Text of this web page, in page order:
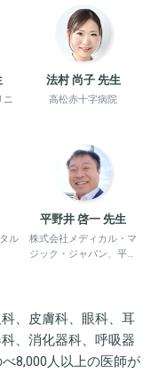
ニ
法村 尚子 先生
高松赤十字病院
ル
平野井 啓一 先生
株式会社メディカル・マ
ジック・ジャパン、平野
、皮膚科、眼科、耳
、消化器科、呼吸器
8,000人以上の医師が